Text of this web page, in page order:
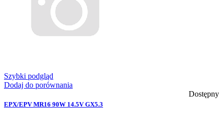
Szybki podgląd
Dodaj do porównania
Dostępny
EPX/EPV MR16 90W 14.5V GX5.3